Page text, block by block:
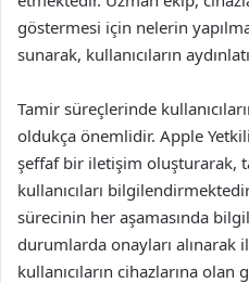
göstermesi için nelerin
sunarak, kullanıcıların
Tamir süreçlerinde
oldukça önemlidir. Apple
şeffaf bir iletişim oluşturarak,
kullanıcıları
sürecinin her aşamasında
durumlarda onayları alınarak
kullanıcıların cihazlarına